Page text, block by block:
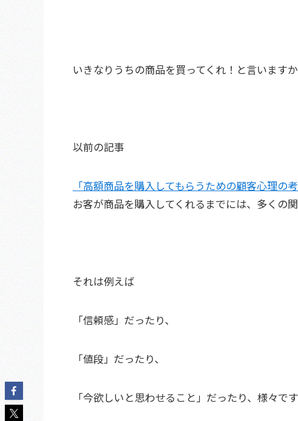
いきなりうちの商品を買ってくれ！と言います
以前の記事
「高額商品を購入してもらうための顧客心理の考
お客が商品を購入してくれるまでには、多くの
それは例えば
「信頼感」だったり、
「値段」だったり、
「今欲しいと思わせること」だったり、様々です